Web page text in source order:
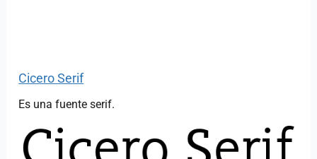
Cicero Serif
Es una fuente serif.